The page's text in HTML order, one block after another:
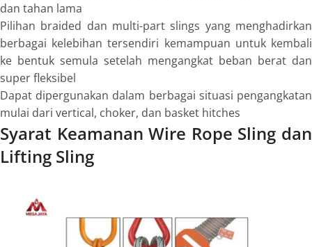
dan tahan lama
Pilihan braided dan multi-part slings yang menghadirkan
berbagai kelebihan tersendiri kemampuan untuk kembali
ke bentuk semula setelah mengangkat beban berat dan
super fleksibel
Dapat dipergunakan dalam berbagai situasi pengangkatan
mulai dari vertical, choker, dan basket hitches
Syarat Keamanan Wire Rope Sling dan
Lifting Sling